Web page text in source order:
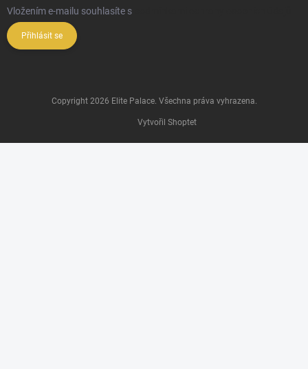
Vložením e-mailu souhlasíte s
Přihlásit se
Vytvořil Shoptet
Copyright 2026 Elite Palace. Všechna práva vyhrazena.